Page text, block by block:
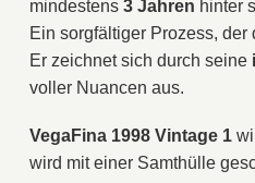
mindestens 3 Jahren hinter
Ein sorgfältiger Prozess,
Er zeichnet sich durch seine
voller Nuancen aus.
VegaFina 1998 Vintage 1
wird mit einer Samthülle